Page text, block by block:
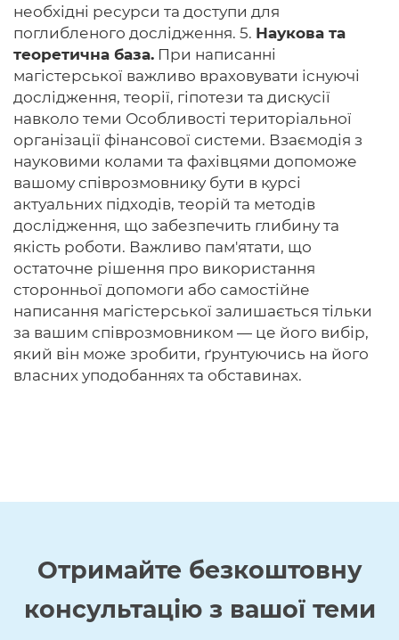
необхідні ресурси та доступи для
поглибленого дослідження. 5. Наукова та
теоретична база. При написанні
магістерської важливо враховувати існуючі
дослідження, теорії, гіпотези та дискусії
навколо теми Особливості територіальної
організації фінансової системи. Взаємодія з
науковими колами та фахівцями допоможе
вашому співрозмовнику бути в курсі
актуальних підходів, теорій та методів
дослідження, що забезпечить глибину та
якість роботи. Важливо пам'ятати, що
остаточне рішення про використання
сторонньої допомоги або самостійне
написання магістерської залишається тільки
за вашим співрозмовником — це його вибір,
який він може зробити, ґрунтуючись на його
власних уподобаннях та обставинах.
Отримайте безкоштовну
консультацію з вашої теми